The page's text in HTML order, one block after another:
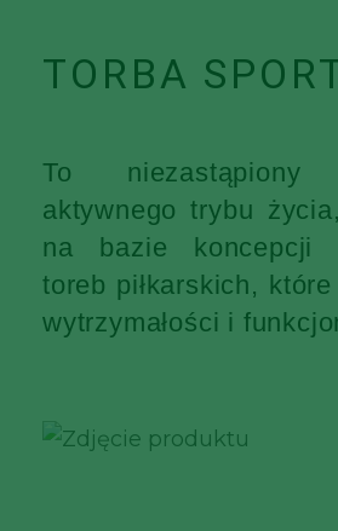
TORBA
To niezastąpiony
aktywnego trybu
na bazie koncepcji
toreb piłkarskich,
wytrzymałości i